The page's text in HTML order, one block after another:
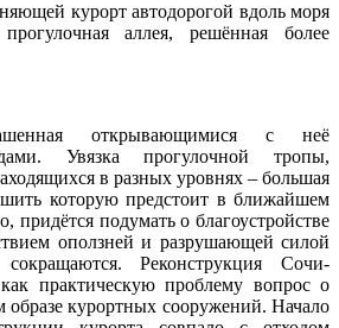
курорт автодорогой вдоль моря
аллея, решённая более
открывающимися с неё
Увязка прогулочной тропы,
в разных уровнях – большая
которую предстоит в ближайшем
придётся подумать о благоустройстве
оползней и разрушающей силой
Реконструкция Сочи-
практическую проблему вопрос о
образе курортных сооружений. Начало